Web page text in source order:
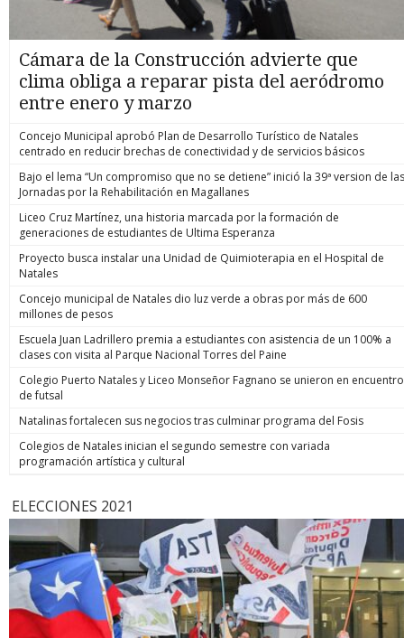
Cámara de la Construcción advierte que
clima obliga a reparar pista del aeródromo
entre enero y marzo
Concejo Municipal aprobó Plan de Desarrollo Turístico de Natales
centrado en reducir brechas de conectividad y de servicios básicos
Bajo el lema “Un compromiso que no se detiene” inició la 39ª version de las
Jornadas por la Rehabilitación en Magallanes
Liceo Cruz Martínez, una historia marcada por la formación de
generaciones de estudiantes de Ultima Esperanza
Proyecto busca instalar una Unidad de Quimioterapia en el Hospital de
Natales
Concejo municipal de Natales dio luz verde a obras por más de 600
millones de pesos
Escuela Juan Ladrillero premia a estudiantes con asistencia de un 100% a
clases con visita al Parque Nacional Torres del Paine
Colegio Puerto Natales y Liceo Monseñor Fagnano se unieron en encuentro
de futsal
Natalinas fortalecen sus negocios tras culminar programa del Fosis
Colegios de Natales inician el segundo semestre con variada
programación artística y cultural
ELECCIONES 2021